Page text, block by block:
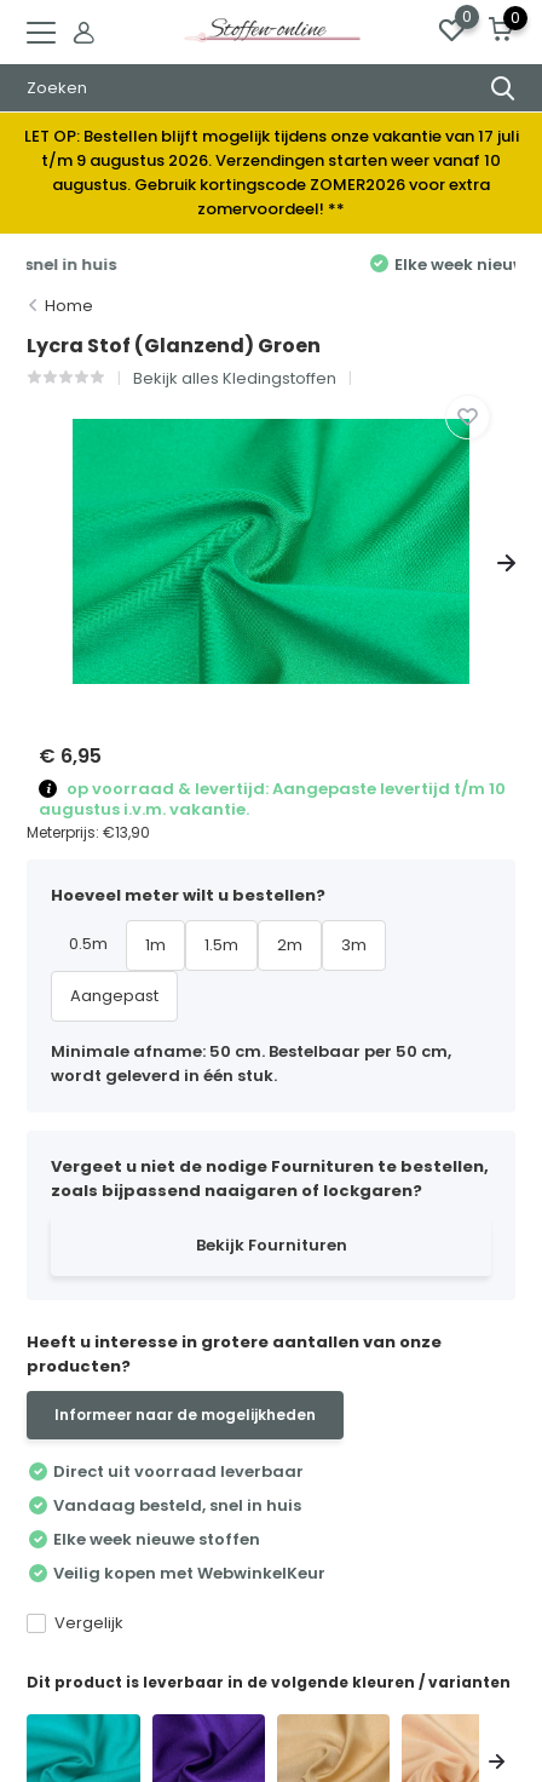
0 0
LET OP: Bestellen blijft mogelijk tijdens onze vakantie van 17 juli
t/m 9 augustus 2026. Verzendingen starten weer vanaf 10
augustus. Gebruik kortingscode ZOMER2026 voor extra
zomervoordeel! **
Elke week nieuwe stoffen
Home
Lycra Stof (Glanzend) Groen
Bekijk alles Kledingstoffen
€ 6,95
op voorraad & levertijd: Aangepaste levertijd t/m 10
augustus i.v.m. vakantie.
Meterprijs:€13,90
Hoeveel meter wilt u bestellen?
0.5m 1m 1.5m 2m 3m
Aangepast
Minimale afname: 50 cm. Bestelbaar per 50 cm,
wordt geleverd in één stuk.
Vergeet u niet de nodige Fournituren te bestellen,
zoals bijpassend naaigaren of lockgaren?
Bekijk Fournituren
Heeft u interesse in grotere aantallen van onze
producten?
Informeer naar de mogelijkheden
Direct uit voorraad leverbaar
Vandaag besteld, snel in huis
Elke week nieuwe stoffen
Veilig kopen met WebwinkelKeur
Vergelijk
Dit product is leverbaar in de volgende kleuren / varianten